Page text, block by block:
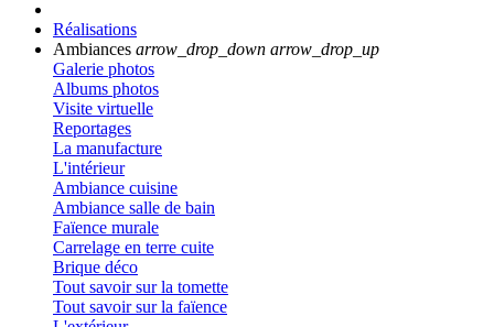
Réalisations
Ambiances arrow_drop_down arrow_drop_up
Galerie photos
Albums photos
Visite virtuelle
Reportages
La manufacture
L'intérieur
Ambiance cuisine
Ambiance salle de bain
Faïence murale
Carrelage en terre cuite
Brique déco
Tout savoir sur la tomette
Tout savoir sur la faïence